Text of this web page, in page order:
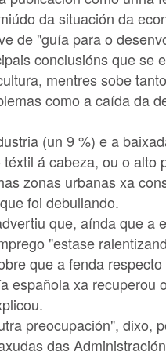
da situación da
de "guía para o
conclusións que se
mentres sobe
como a caída da
(un 9 %) e a
á cabeza, ou o alto
zonas urbanas xa
foi debullando.
que, aínda que a
"estase
que a fenda
española xa recuperou
preocupación", dixo,
das